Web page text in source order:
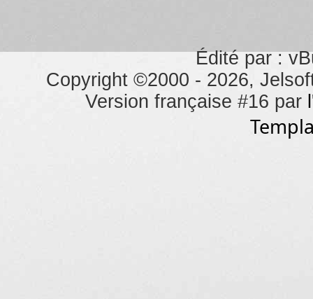
Édité par :
Copyright ©2000 - 2026,
Version française #16 par